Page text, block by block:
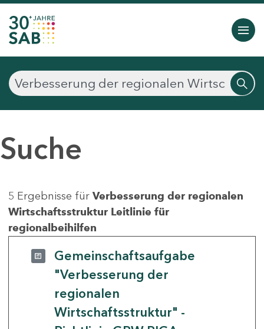
Suche
5 Ergebnisse für Verbesserung der regionalen
Wirtschaftsstruktur Leitlinie für
regionalbeihilfen
Gemeinschaftsaufgabe
"Verbesserung der
regionalen
Wirtschaftsstruktur" -